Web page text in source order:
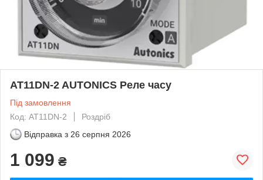
AT11DN-2 AUTONICS Реле часу
Під замовлення
Код: AT11DN-2
Роздріб
Відправка з 26 серпня 2026
1 099 ₴